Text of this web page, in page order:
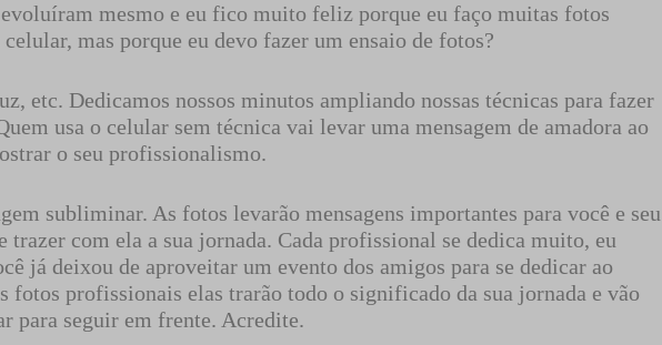
evoluíram mesmo e eu fico muito feliz porque eu faço muitas fotos
mas porque eu devo fazer um ensaio de fotos?
etc. Dedicamos nossos minutos ampliando nossas técnicas para fazer
usa o celular sem técnica vai levar uma mensagem de amadora ao
o seu profissionalismo.
subliminar. As fotos levarão mensagens importantes para você e seu
trazer com ela a sua jornada. Cada profissional se dedica muito, eu
já deixou de aproveitar um evento dos amigos para se dedicar ao
fotos profissionais elas trarão todo o significado da sua jornada e vão
para seguir em frente. Acredite.